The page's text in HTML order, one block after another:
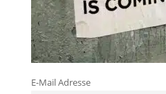
E-Mail Adresse